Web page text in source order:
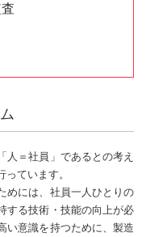
人＝社員」であるとの考え
ています。
めには、社員一人ひとりの
する技術・技能の向上が必
い意識を持つために、製造